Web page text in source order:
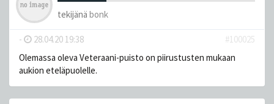
tekijänä bonk
- 28.04.20 19:38
#100025
Olemassa oleva Veteraani-puisto on piirustusten mukaan
aukion eteläpuolelle.